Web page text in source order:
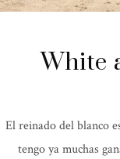
White
El reinado del blanco
tengo ya muchas